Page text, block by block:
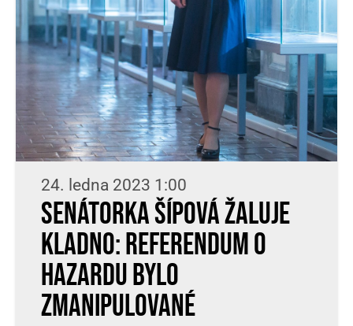
24. ledna 2023 1:00
Senátorka Šípová žaluje
Kladno: referendum o
hazardu bylo
zmanipulované